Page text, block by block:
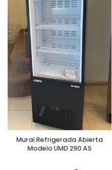
Mural Refrigerada Abierta
Modelo UMD 290 AS